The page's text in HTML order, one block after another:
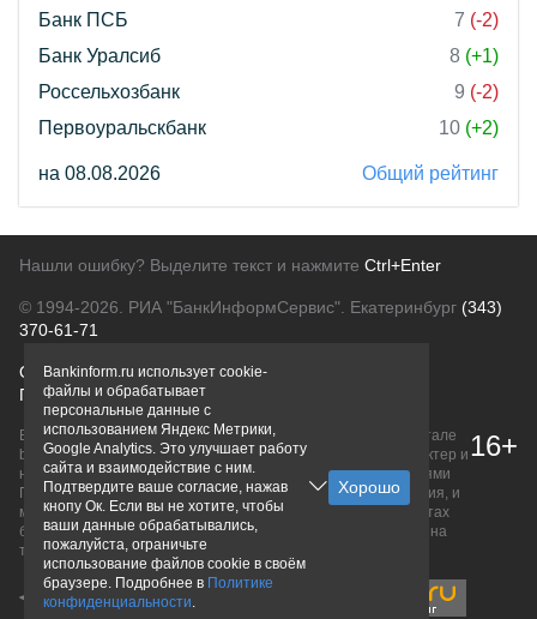
Банк ПСБ
7 (-2)
Банк Уралсиб
8 (+1)
Россельхозбанк
9 (-2)
Первоуральскбанк
10 (+2)
на 08.08.2026 Общий рейтинг
Нашли ошибку? Выделите текст и нажмите Ctrl+Enter
© 1994-2026. РИА "БанкИнформСервис". Екатеринбург (343)
370-61-71
О проектеПолитика конфиденциальности
Правовая информацияДля рекламодателей
Вся информация о продуктах банков, размещенная на портале
bankinform.ru, носит исключительно ознакомительный характер и
не является публичной офертой, определяемой положениями
ГК РФ. Информация не содержит точного и полного описания, и
может быть изменена. Конечные условия уточняйте на сайтах
банков или при личном обращении. Исключительное право на
товарные знаки принадлежит их правообладателям.
16+
Bankinform.ru использует cookie-
файлы и обрабатывает
персональные данные с
использованием Яндекс Метрики,
Google Analytics. Это улучшает работу
сайта и взаимодействие с ним.
Подтвердите ваше согласие, нажав
кнопу Ок. Если вы не хотите, чтобы
ваши данные обрабатывались,
пожалуйста, ограничьте
использование файлов cookie в своём
браузере. Подробнее в Политике
конфиденциальности.